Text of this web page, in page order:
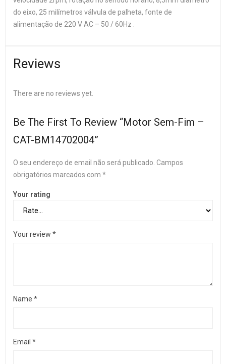
do eixo, 25 milímetros válvula de palheta, fonte de
alimentação de 220 V AC – 50 / 60Hz
Reviews
There are no reviews yet.
Be The First To Review “Motor Sem-Fim –
CAT-BM14702004”
O seu endereço de email não será publicado. Campos
obrigatórios marcados com *
Your rating
Your review *
Name *
Email *